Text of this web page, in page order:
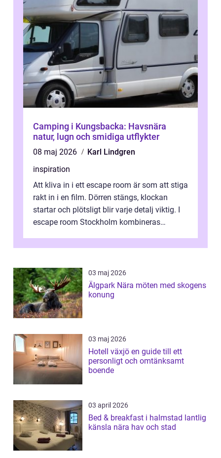
Camping i Kungsbacka: Havsnära
natur, lugn och smidiga utflykter
08 maj 2026
Karl Lindgren
inspiration
Att kliva in i ett escape room är som att stiga
rakt in i en film. Dörren stängs, klockan
startar och plötsligt blir varje detalj viktig. I
escape room Stockholm kombineras
03 maj 2026
Älgpark Nära möten med skogens
konung
03 maj 2026
Hotell växjö en guide till ett
personligt och omtänksamt
boende
03 april 2026
Bed & breakfast i halmstad lantlig
känsla nära hav och stad